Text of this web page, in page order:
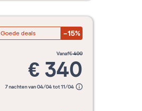
Goede deals -15%
vanaf€400
€ 340
7 nachten van 04/04 tot 11/04